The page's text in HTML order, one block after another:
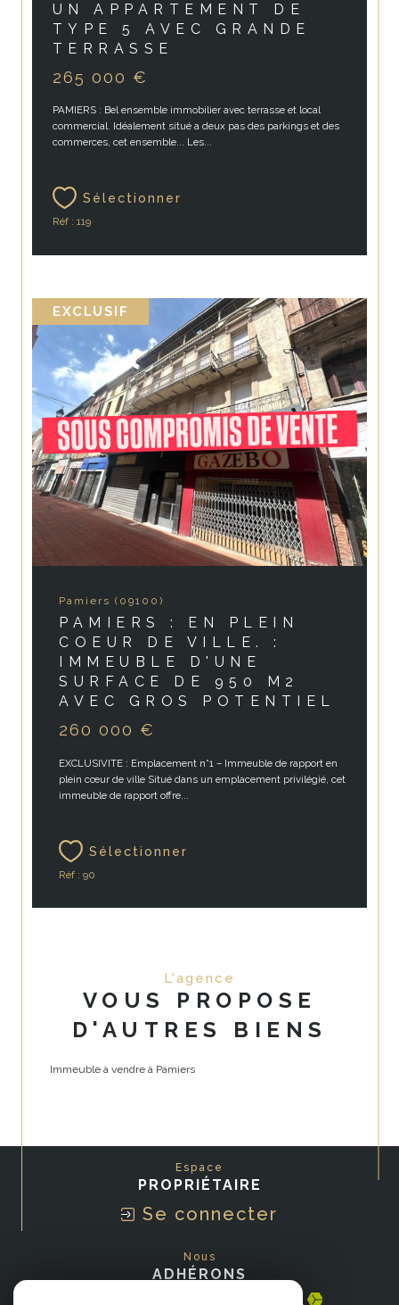
UN APPARTEMENT DE
TYPE 5 AVEC GRANDE
TERRASSE
265 000 €
PAMIERS : Bel ensemble immobilier avec terrasse et local
commercial. Idéalement situé a deux pas des parkings et des
commerces, cet ensemble... Les...
Sélectionner
Réf : 119
Pamiers (09100)
PAMIERS : EN PLEIN
COEUR DE VILLE. :
IMMEUBLE D'UNE
SURFACE DE 950 M2
AVEC GROS POTENTIEL
260 000 €
EXCLUSIVITE : Emplacement n°1 – Immeuble de rapport en
plein cœur de ville Situé dans un emplacement privilégié, cet
immeuble de rapport offre...
Sélectionner
Réf : 90
EXCLUSIF
L'agence
VOUS PROPOSE
D'AUTRES BIENS
Immeuble à vendre à Pamiers
Espace
PROPRIÉTAIRE
Se connecter
Nous
ADHÉRONS